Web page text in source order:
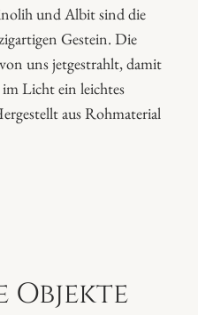
und Albit sind die
Gestein. Die
uns jetgestrahlt, damit
Licht ein leichtes
aus Rohmaterial
Objekte